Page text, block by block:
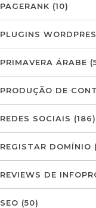
PAGERANK (10)
PLUGINS
PRIMAVERA ÁRABE
PRODUÇÃO DE
REDES SOCIAIS (186)
REGISTAR DOMÍNIO
REVIEWS DE
SEO (50)